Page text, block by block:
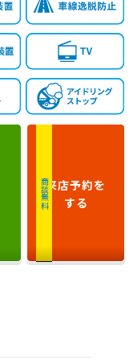
商談無料来店予約を
する